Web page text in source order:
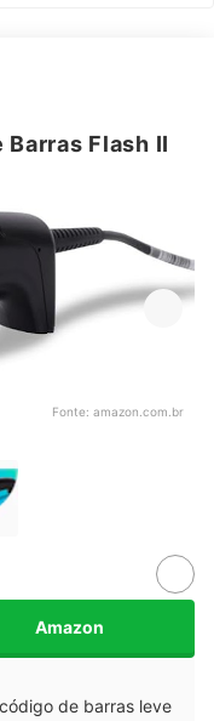
Flash II
Fonte: amazon.com.br
Amazon
de barras leve